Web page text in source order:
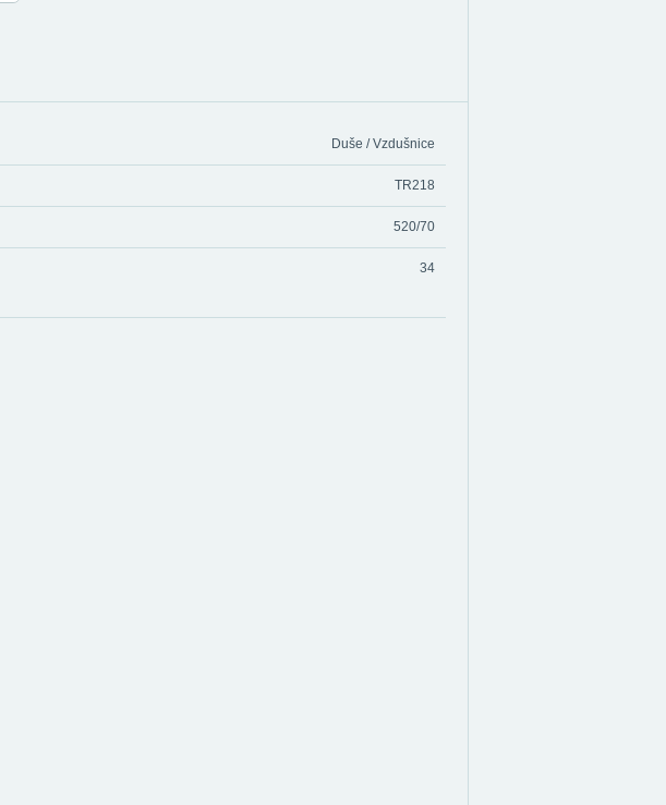
Duše / Vzdušnice
TR218
520/70
34